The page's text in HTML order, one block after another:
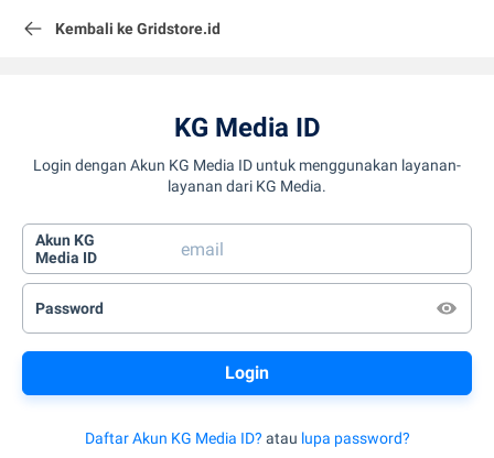
Kembali ke Gridstore.id
KG Media ID
Login dengan Akun KG Media ID untuk menggunakan layanan-
layanan dari KG Media.
Akun KG
Media ID
Password
Daftar Akun KG Media ID? atau lupa password?